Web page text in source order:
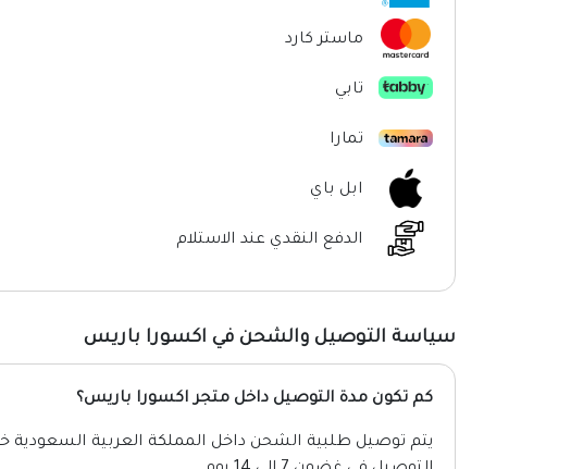
ماستر كارد
تابي
تمارا
ابل باي
الدفع النقدي عند الاستلام
سياسة التوصيل والشحن في اكسورا باريس
كم تكون مدة التوصيل داخل متجر اكسورا باريس؟